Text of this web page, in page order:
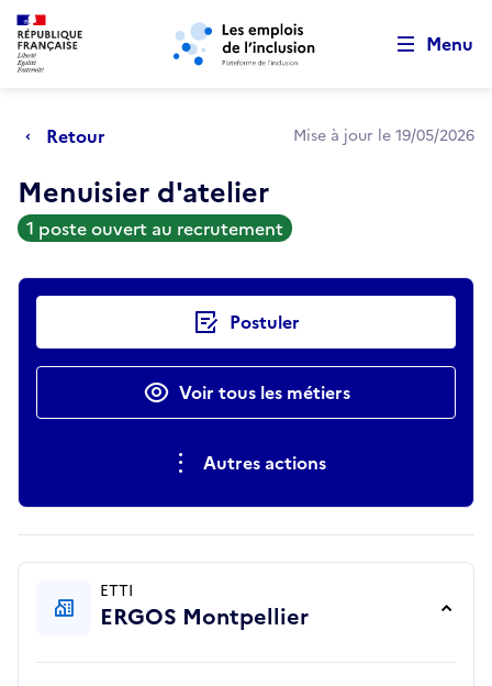
Aller au menu principal Aller au contenu principal
Menu
Retour Mise à jour le 19/05/2026
Menuisier d'atelier
1 poste ouvert au recrutement
Actions rapides Postuler
Voir tous les métiers
Autres actions
ETTI
ERGOS Montpellier
Retour au début de la page
Panneau de gestion des cookies